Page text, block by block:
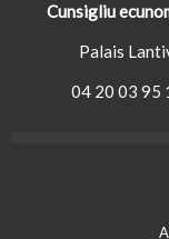
Cunsigliu
Palais
04 20 03 95